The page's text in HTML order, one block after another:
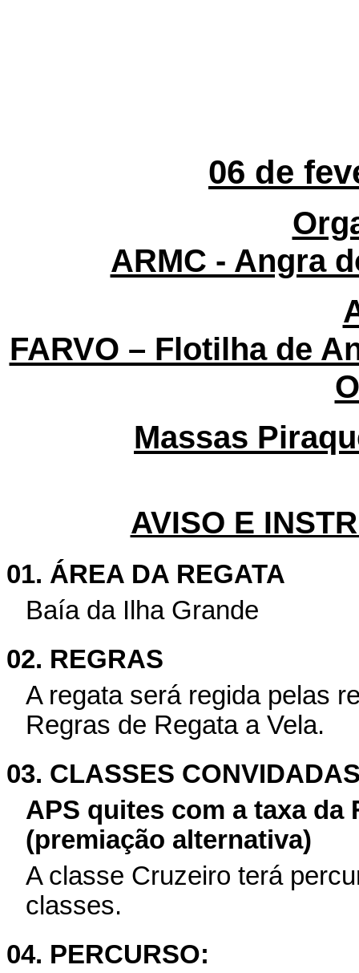
06 de
ARMC - Angra
FARVO – Flotilha de
Massas
AVISO E
01. ÁREA DA REGATA
Baía da Ilha Grande
02. REGRAS
A regata será regida pelas
Regras de Regata a Vela.
03. CLASSES
APS quites com a taxa da
(premiação alternativa)
A classe Cruzeiro terá
classes.
04. PERCURSO: